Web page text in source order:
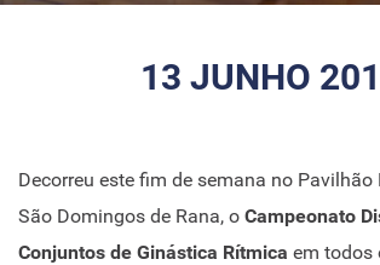
13 JUNHO
Decorreu este fim de semana no Pavilhão
São Domingos de Rana, o Campeonato
Conjuntos de Ginástica Rítmica em todos